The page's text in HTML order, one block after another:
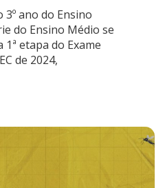
3º ano do Ensino
do Ensino Médio se
etapa do Exame
de 2024,